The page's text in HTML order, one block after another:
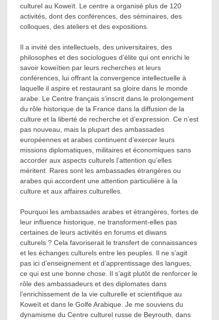
culturel au Koweït. Le centre a organisé plus de 120
activités, dont des conférences, des séminaires, des
colloques, des ateliers et des expositions.
Il a invité des intellectuels, des universitaires, des
philosophes et des sociologues d’élite qui ont enrichi le
savoir koweïtien par leurs recherches et leurs
conférences, lui offrant la convergence intellectuelle à
laquelle il aspire et restaurant sa gloire dans le monde
arabe. Le Centre français s’inscrit dans le prolongement
du rôle historique de la France dans la diffusion de la
culture et la liberté de recherche et d’expression. Ce n’est
pas nouveau, mais la plupart des ambassades
européennes et arabes continuent d’exercer leurs
missions diplomatiques, militaires et économiques sans
accorder aux aspects culturels l’attention qu’elles
méritent. Rares sont les ambassades étrangères ou
arabes qui accordent une attention particulière à la
culture et aux affaires culturelles.
Pourquoi les ambassades arabes et étrangères, fortes de
leur influence historique, ne transforment-elles pas
certaines de leurs activités en forums et diwans
culturels ? Cela favoriserait le transfert de connaissances
et les échanges culturels entre les peuples. Il ne s’agit
pas ici d’enseignement et d’apprentissage des langues,
ce qui est une bonne chose. Il s’agit plutôt de renforcer le
rôle des ambassadeurs et des diplomates dans
l’enrichissement de la vie culturelle et scientifique au
Koweït et dans le Golfe Arabique. Je me souviens du
dynamisme du Centre culturel russe de Beyrouth, dans